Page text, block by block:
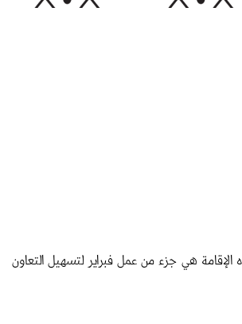
صحافية بحثية مطوّلة ومتخصصة. هذه الإقامة هي جزء من عمل فبراير لتسهيل التعاون